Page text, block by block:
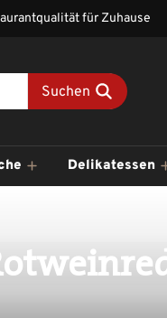
für Zuhause
Suchen
Delikatessen